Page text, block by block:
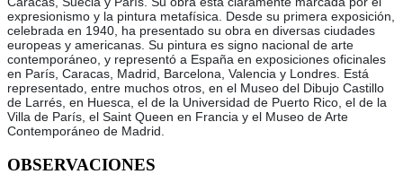
expresionismo y la pintura metafísica. Desde su primera exposición,
celebrada en 1940, ha presentado su obra en diversas ciudades
europeas y americanas. Su pintura es signo nacional de arte
contemporáneo, y representó a España en exposiciones oficinales
en París, Caracas, Madrid, Barcelona, Valencia y Londres. Está
representado, entre muchos otros, en el Museo del Dibujo Castillo
de Larrés, en Huesca, el de la Universidad de Puerto Rico, el de la
Villa de París, el Saint Queen en Francia y el Museo de Arte
Contemporáneo de Madrid.
OBSERVACIONES